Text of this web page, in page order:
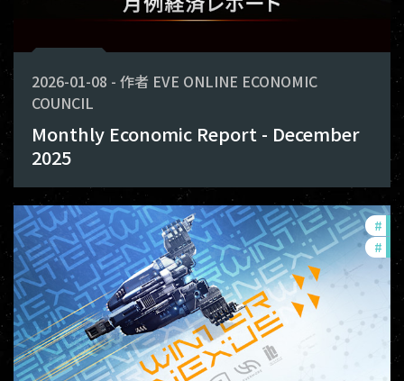
2026-01-08 - 作者 EVE ONLINE ECONOMIC
COUNCIL
Monthly Economic Report - December
2025
#
#